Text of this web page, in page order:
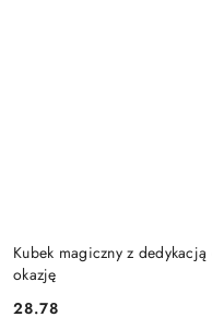
Kubek magiczny z
okazję
28.78